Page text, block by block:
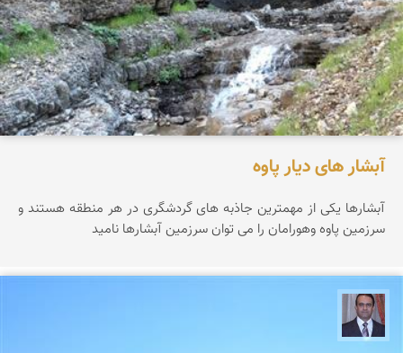
آبشار های دیار پاوه
آبشارها یکی از مهمترین جاذبه های گردشگری در هر منطقه هستند و
سرزمین پاوه وهورامان را می توان سرزمین آبشارها نامید